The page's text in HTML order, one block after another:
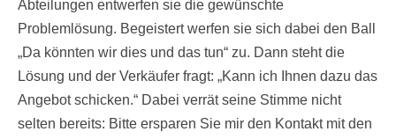
Abteilungen entwerfen sie die gewünschte
Problemlösung. Begeistert werfen sie sich dabei den Ball
„Da könnten wir dies und das tun“ zu. Dann steht die
Lösung und der Verkäufer fragt: „Kann ich Ihnen dazu das
Angebot schicken.“ Dabei verrät seine Stimme nicht
selten bereits: Bitte ersparen Sie mir den Kontakt mit den